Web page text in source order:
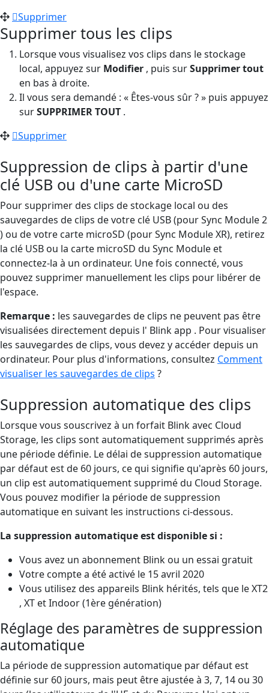
Supprimer
Supprimer tous les clips
Lorsque vous visualisez vos clips dans le stockage
local, appuyez sur Modifier , puis surSupprimer tout
en bas à droite.
Il vous sera demandé : « Êtes-vous sûr ? » puis appuyez
surSUPPRIMER TOUT .
Supprimer
Suppression de clips à partir d'une
clé USB ou d'une carte MicroSD
Pour supprimer des clips de stockage local ou des
sauvegardes de clips de votre clé USB (pour Sync Module 2
) ou de votre carte microSD (pour Sync Module XR), retirez
la clé USB ou la carte microSD du Sync Module et
connectez-la à un ordinateur. Une fois connecté, vous
pouvez supprimer manuellement les clips pour libérer de
l'espace.
Remarque : les sauvegardes de clips ne peuvent pas être
visualisées directement depuis l' Blink app . Pour visualiser
les sauvegardes de clips, vous devez y accéder depuis un
ordinateur. Pour plus d'informations, consultez Comment
visualiser les sauvegardes de clips ?
Suppression automatique des clips
Lorsque vous souscrivez à un forfait Blink avec Cloud
Storage, les clips sont automatiquement supprimés après
une période définie. Le délai de suppression automatique
par défaut est de 60 jours, ce qui signifie qu'après 60 jours,
un clip est automatiquement supprimé du Cloud Storage.
Vous pouvez modifier la période de suppression
automatique en suivant les instructions ci-dessous.
La suppression automatique est disponible si :
Vous avez un abonnement Blink ou un essai gratuit
Votre compte a été activé le 15 avril 2020
Vous utilisez des appareils Blink hérités, tels que le XT2
, XT et Indoor (1ère génération)
Réglage des paramètres de suppression
automatique
La période de suppression automatique par défaut est
définie sur 60 jours, mais peut être ajustée à 3, 7, 14 ou 30